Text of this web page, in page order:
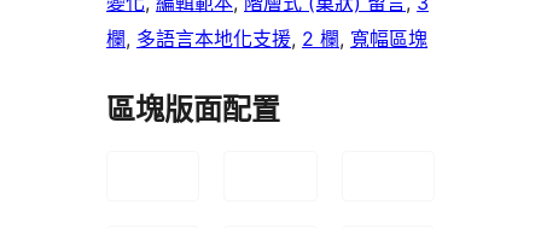
欄, 多語言本地化支援, 2 欄, 寬幅區塊
區塊版面配置